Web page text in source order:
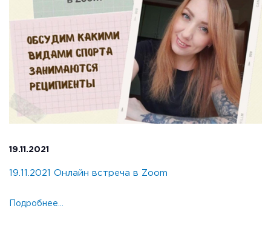
19.11.2021
19.11.2021 Онлайн встреча в Zoom
Подробнее...